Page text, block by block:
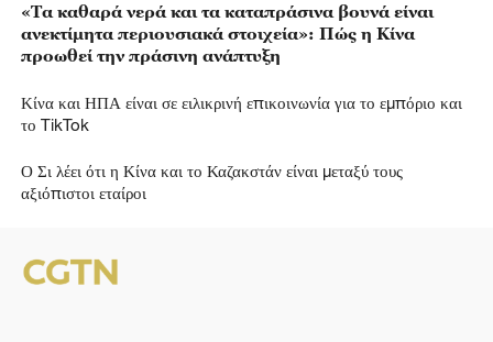
«Τα καθαρά νερά και τα καταπράσινα βουνά είναι
ανεκτίμητα περιουσιακά στοιχεία»: Πώς η Κίνα
προωθεί την πράσινη ανάπτυξη
Κίνα και ΗΠΑ είναι σε ειλικρινή επικοινωνία για το εμπόριο και
το TikTok
Ο Σι λέει ότι η Κίνα και το Καζακστάν είναι μεταξύ τους
αξιόπιστοι εταίροι